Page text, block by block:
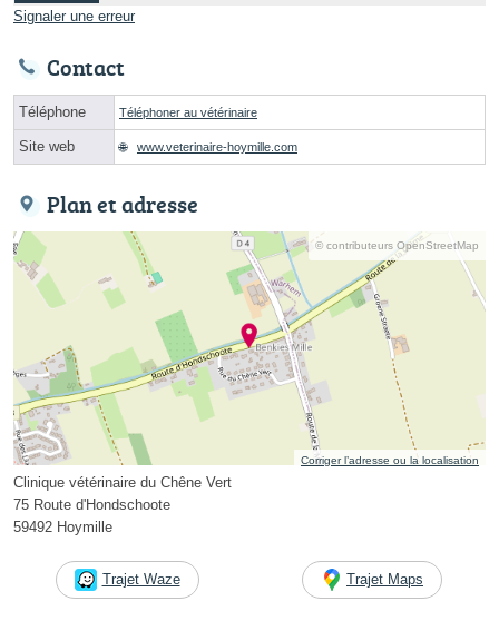
Signaler une erreur
Contact
Téléphone Téléphoner au vétérinaire
Site web www.veterinaire-hoymille.com
Plan et adresse
© contributeurs OpenStreetMap
Corriger l’adresse ou la localisation
Clinique vétérinaire du Chêne Vert
75 Route d'Hondschoote
59492 Hoymille
Trajet Waze Trajet Maps